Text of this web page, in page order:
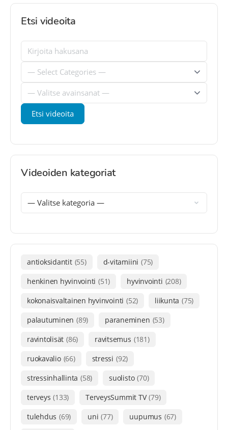
Etsi videoita
Videoiden kategoriat
antioksidantit (55) d-vitamiini (75)
henkinen hyvinvointi (51) hyvinvointi (208)
kokonaisvaltainen hyvinvointi (52) liikunta (75)
palautuminen (89) paraneminen (53)
ravintolisät (86) ravitsemus (181)
ruokavalio (66) stressi (92)
stressinhallinta (58) suolisto (70)
terveys (133) TerveysSummit TV (79)
tulehdus (69) uni (77) uupumus (67)